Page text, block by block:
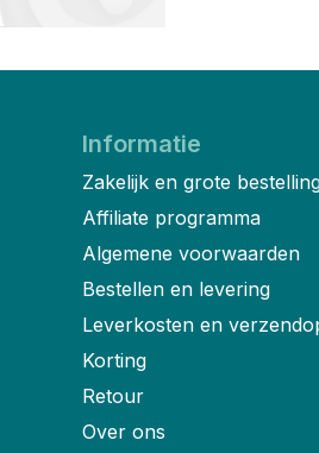
Informatie
Zakelijk en grote
Affiliate programma
Algemene voorwaarden
Bestellen en levering
Leverkosten en
Korting
Retour
Over ons